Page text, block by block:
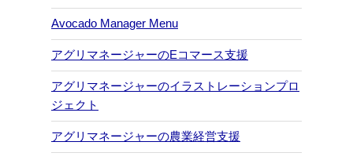
Avocado Manager Menu
アグリマネージャーのEコマース支援
アグリマネージャーのイラストレーションプロ
ジェクト
アグリマネージャーの農業経営支援